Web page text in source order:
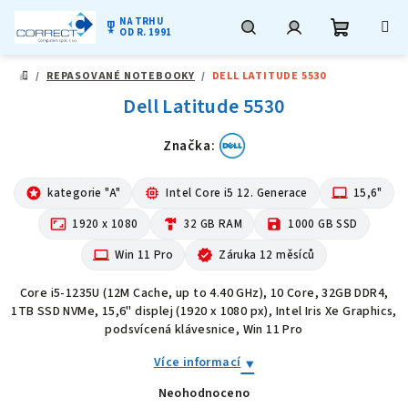
military_tech NA TRHU
OD R. 1991
DOMŮ
/ REPASOVANÉ NOTEBOOKY / DELL LATITUDE 5530
Dell Latitude 5530
Značka:
stars kategorie "A" memory Intel Core i5 12. Generace laptop_mac 15,6"
aspect_ratio 1920 x 1080 hardware 32 GB RAM save 1000 GB SSD
computer Win 11 Pro verified Záruka 12 měsíců
Core i5-1235U (12M Cache, up to 4.40 GHz), 10 Core, 32GB DDR4,
1TB SSD NVMe, 15,6" displej (1920 x 1080 px), Intel Iris Xe Graphics,
podsvícená klávesnice, Win 11 Pro
Více informací
Průměrné
Neohodnoceno